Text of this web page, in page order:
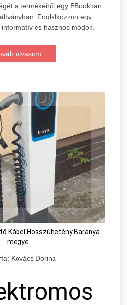
a termékeiről egy EBookban
Foglalkozzon egy
és hasznos módon.
olvasom
Kábel Hosszúhetény Baranya
megye
Kovács Dorina